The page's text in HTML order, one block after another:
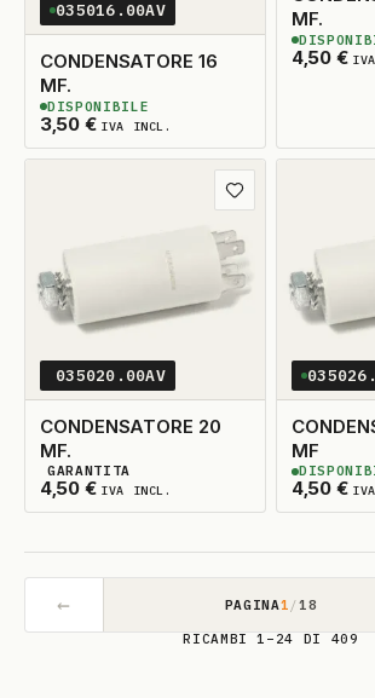
035016.00AV
CONDENSATORE 16
MF.
3,50 € IVA INCL.
2DISPONIBILI
DISPONIBILE
MF.
4,50 €
2
Aggiungi ai preferiti
035020.00AV
CONDENSATORE 20
MF.
4,50 € IVA INCL.
2DISPONIBILI
GARANTITA
MF
4,50 €
2
← PAGINA1 /18
RICAMBI 1–24 DI 409